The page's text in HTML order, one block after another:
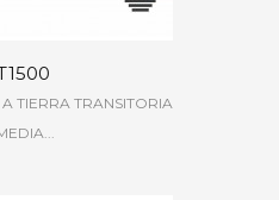
TIERRA TRANSITORIA